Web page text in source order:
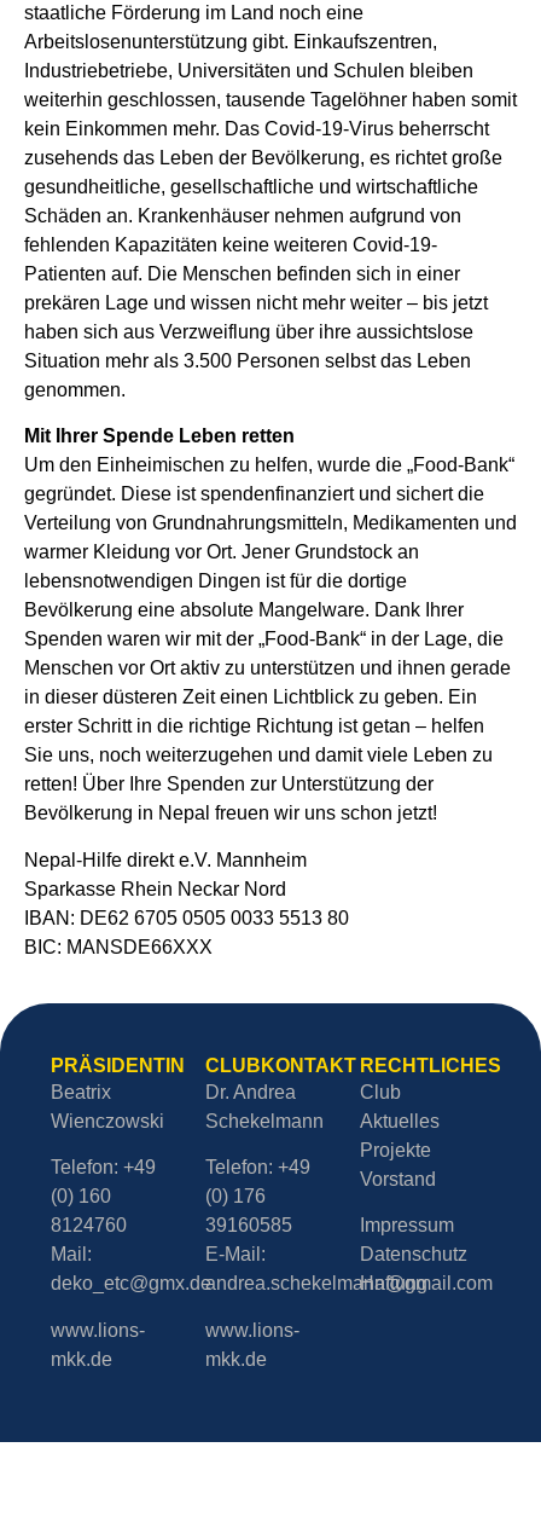
staatliche Förderung im Land noch eine
Arbeitslosenunterstützung gibt. Einkaufszentren,
Industriebetriebe, Universitäten und Schulen bleiben
weiterhin geschlossen, tausende Tagelöhner haben somit
kein Einkommen mehr. Das Covid-19-Virus beherrscht
zusehends das Leben der Bevölkerung, es richtet große
gesundheitliche, gesellschaftliche und wirtschaftliche
Schäden an. Krankenhäuser nehmen aufgrund von
fehlenden Kapazitäten keine weiteren Covid-19-
Patienten auf. Die Menschen befinden sich in einer
prekären Lage und wissen nicht mehr weiter – bis jetzt
haben sich aus Verzweiflung über ihre aussichtslose
Situation mehr als 3.500 Personen selbst das Leben
genommen.
Mit Ihrer Spende Leben retten
Um den Einheimischen zu helfen, wurde die „Food-Bank“
gegründet. Diese ist spendenfinanziert und sichert die
Verteilung von Grundnahrungsmitteln, Medikamenten und
warmer Kleidung vor Ort. Jener Grundstock an
lebensnotwendigen Dingen ist für die dortige
Bevölkerung eine absolute Mangelware. Dank Ihrer
Spenden waren wir mit der „Food-Bank“ in der Lage, die
Menschen vor Ort aktiv zu unterstützen und ihnen gerade
in dieser düsteren Zeit einen Lichtblick zu geben. Ein
erster Schritt in die richtige Richtung ist getan – helfen
Sie uns, noch weiterzugehen und damit viele Leben zu
retten! Über Ihre Spenden zur Unterstützung der
Bevölkerung in Nepal freuen wir uns schon jetzt!
Nepal-Hilfe direkt e.V. Mannheim
Sparkasse Rhein Neckar Nord
IBAN: DE62 6705 0505 0033 5513 80
BIC: MANSDE66XXX
PRÄSIDENTIN
Beatrix
Wienczowski
Telefon: +49
(0) 160
8124760
Mail:
deko_etc@gmx.de
www.lions-
mkk.de
CLUBKONTAKT
Dr. Andrea
Schekelmann
Telefon: +49
(0) 176
39160585
E-Mail:
andrea.schekelmann@gmail.com
www.lions-
mkk.de
RECHTLICHES
Club
Aktuelles
Projekte
Vorstand
Impressum
Datenschutz
Haftung